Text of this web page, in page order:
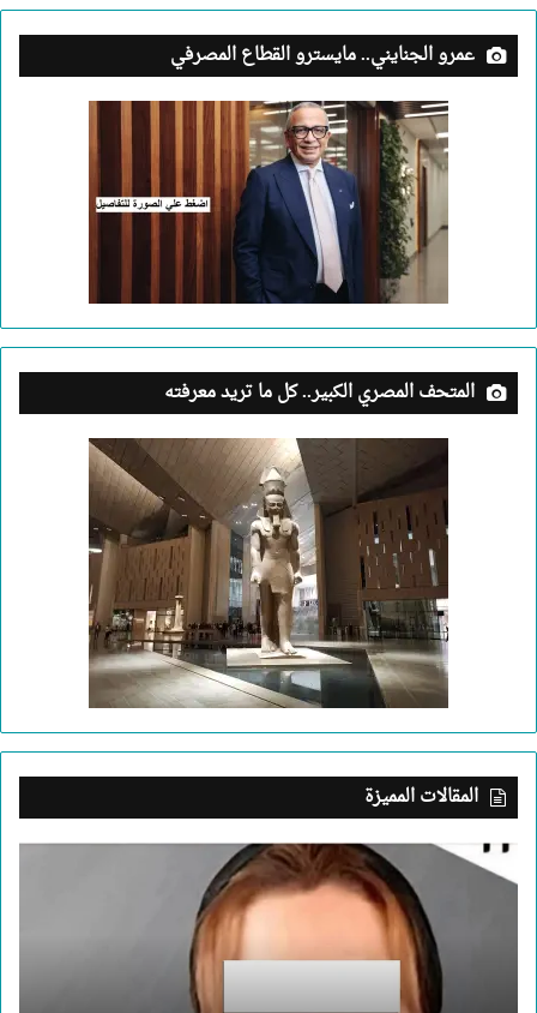
عمرو الجنايني.. مايسترو القطاع المصرفي
المتحف المصري الكبير.. كل ما تريد معرفته
المقالات المميزة
بعد
جريمة